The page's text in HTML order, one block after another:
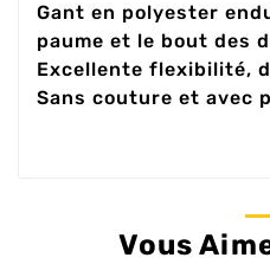
Gant en polyester
paume et le bout des
Excellente flexibilité,
Sans couture et avec
Vous